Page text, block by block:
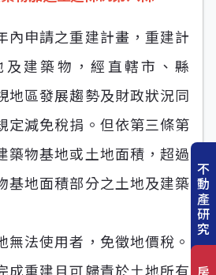
內申請之重建計畫，重建計
建築物，經直轄市、縣
地區發展趨勢及財政狀況同
定減免稅捐。但依第三條第
築物基地或土地面積，超過
基地面積部分之土地及建築
無法使用者，免徵地價稅。
成重建且可歸責於土地所有
不
動
產
研
究
房